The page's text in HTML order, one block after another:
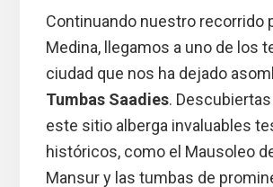
Continuando nuestro recorrido
Medina, llegamos a uno de los
ciudad que nos ha dejado
Tumbas Saadies.
este sitio alberga invaluables
históricos, como el Mausoleo
Mansur y las tumbas de